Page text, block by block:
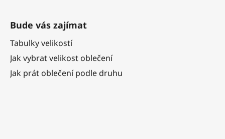
Bude vás zajímat
Tabulky velikostí
Jak vybrat velikost oblečení
Jak prát oblečení podle druhu